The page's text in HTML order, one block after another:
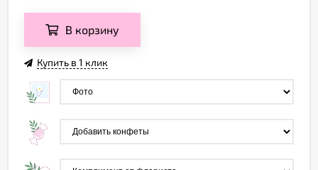
В корзину
Купить в 1 клик